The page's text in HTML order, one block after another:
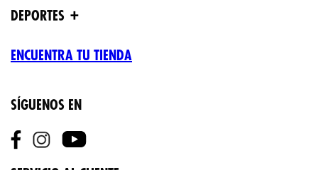
DEPORTES +
ENCUENTRA TU TIENDA
SÍGUENOS EN